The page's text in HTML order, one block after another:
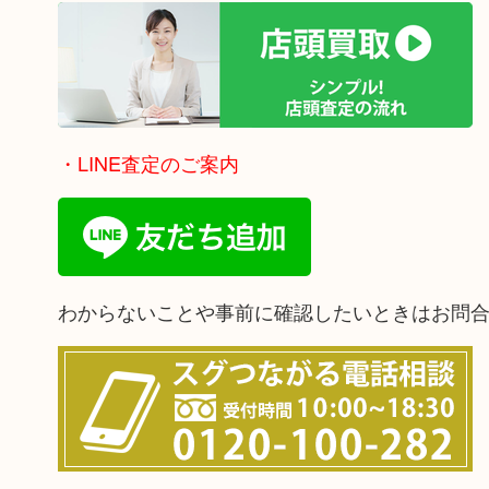
・LINE査定のご案内
わからないことや事前に確認したいときはお問